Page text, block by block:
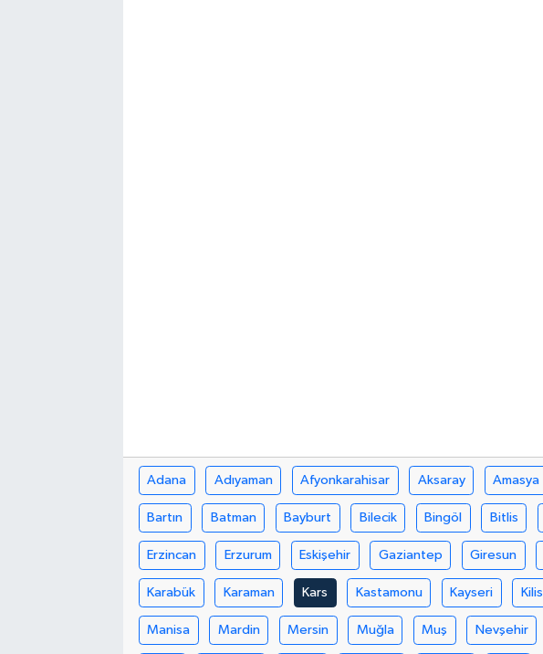
Adana Adıyaman Afyonkarahisar Aksaray Amasya
Bartın Batman Bayburt Bilecik Bingöl Bitlis
Erzincan Erzurum Eskişehir Gaziantep Giresun
Karabük Karaman Kars Kastamonu Kayseri Kilis
Manisa Mardin Mersin Muğla Muş Nevşehir